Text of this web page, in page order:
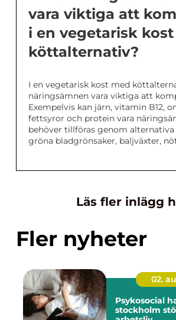
vara viktiga att
i en vegetarisk
köttalternativ?
I en vegetarisk kost med
näringsämnen vara viktiga att
Exempelvis kan järn, vitamin B12,
fettsyror och protein vara
behöver tillföras genom
gröna bladgrönsaker, baljväxter,
Läs fler inlägg
Fler nyheter
02.
Psykosocial
stockholm stöd för hållbart